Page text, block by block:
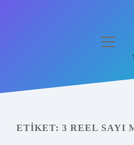
Yasal Uyarı
menüyü
ETIKET: 3 REEL SAYI